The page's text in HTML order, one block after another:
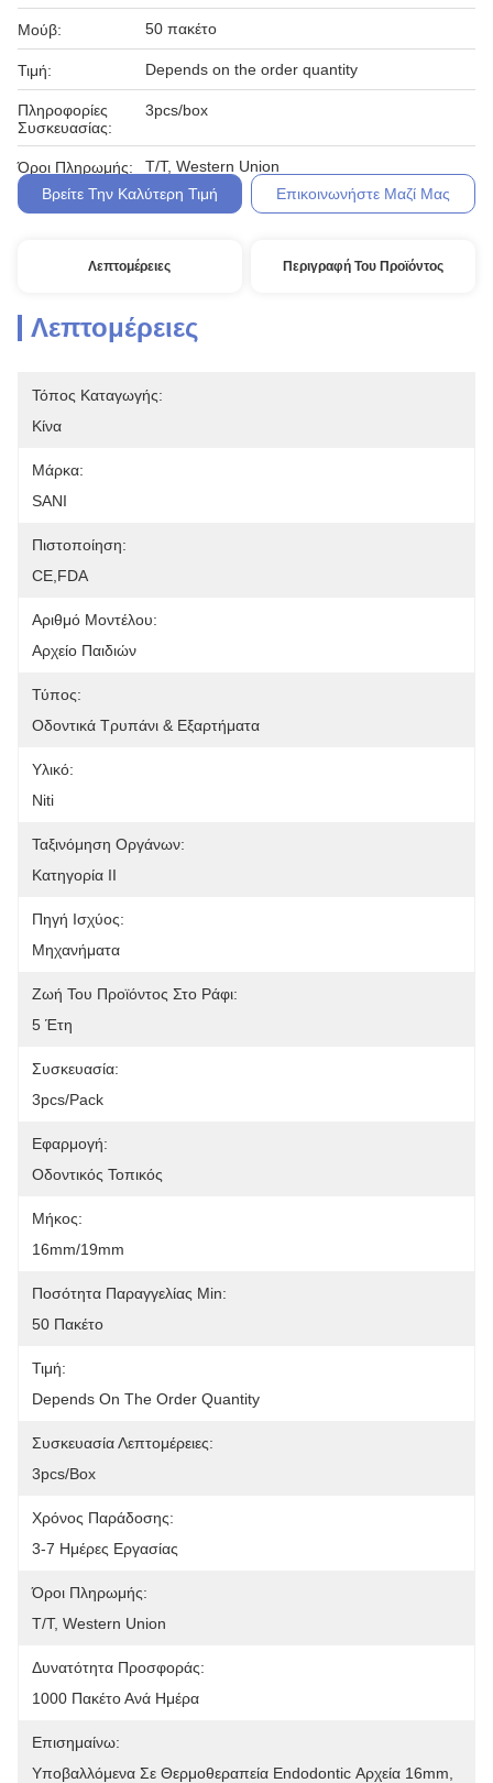
Μούβ: 50 πακέτο
Τιμή: Depends on the order quantity
Πληροφορίες
Συσκευασίας:
3pcs/box
Όροι Πληρωμής:
T/T, Western Union
Βρείτε Την Καλύτερη Τιμή
Επικοινωνήστε Μαζί Μας
Λεπτομέρειες Περιγραφή Του Προϊόντος
Λεπτομέρειες
Τόπος Καταγωγής:
Κίνα
Μάρκα:
SANI
Πιστοποίηση:
CE,FDA
Αριθμό Μοντέλου:
Αρχείο Παιδιών
Τύπος:
Οδοντικά Τρυπάνι & Εξαρτήματα
Υλικό:
Niti
Ταξινόμηση Οργάνων:
Κατηγορία ΙΙ
Πηγή Ισχύος:
Μηχανήματα
Ζωή Του Προϊόντος Στο Ράφι:
5 Έτη
Συσκευασία:
3pcs/pack
Εφαρμογή:
Οδοντικός Τοπικός
Μήκος:
16mm/19mm
Ποσότητα Παραγγελίας Min:
50 Πακέτο
Τιμή:
Depends On The Order Quantity
Συσκευασία Λεπτομέρειες:
3pcs/box
Χρόνος Παράδοσης:
3-7 Ημέρες Εργασίας
Όροι Πληρωμής:
T/T, Western Union
Δυνατότητα Προσφοράς:
1000 Πακέτο Ανά Ημέρα
Επισημαίνω:
Υποβαλλόμενα Σε Θερμοθεραπεία Endodontic Αρχεία 16mm